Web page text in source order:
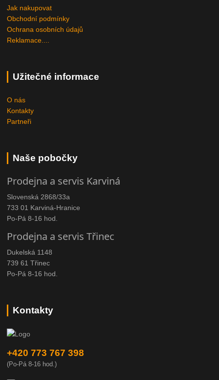
Jak nakupovat
Obchodní podmínky
Ochrana osobních údajů
Reklamace....
Užitečné informace
O nás
Kontakty
Partneři
Naše pobočky
Prodejna a servis Karviná
Slovenská 2868/33a
733 01 Karviná-Hranice
Po-Pá 8-16 hod.
Prodejna a servis Třinec
Dukelská 1148
739 61 Třinec
Po-Pá 8-16 hod.
Kontakty
+420 773 767 398
(Po-Pá 8-16 hod.)